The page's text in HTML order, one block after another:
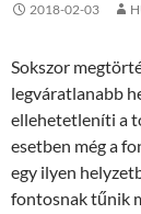
2018-02-03
Sokszor
legváratlanabb
ellehetetleníti a
esetben még a
egy ilyen
fontosnak tűnik